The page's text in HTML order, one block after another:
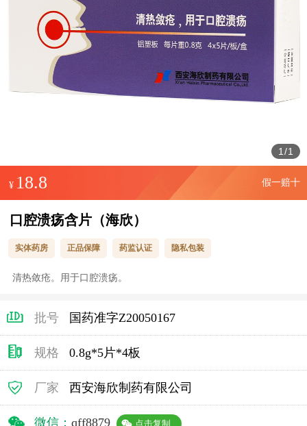
1 /1
¥ 18.8 假一赔十
口腔溃疡含片（海欣）
实体药房 正品保障 药监认证 隐私包装
清热敛疮。用于口腔溃疡。
批号 国药准字Z20050167
规格 0.8g*5片*4板
厂家 西安海欣制药有限公司
微信： qff8879 点击复制